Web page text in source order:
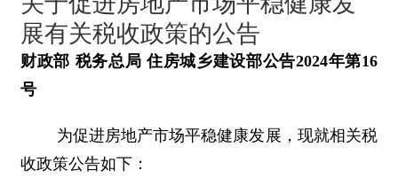
展有关税收政策的公告
财政部 税务总局 住房城乡建设部公告2024年第16
号
为促进房地产市场平稳健康发展，现就相关税
收政策公告如下：